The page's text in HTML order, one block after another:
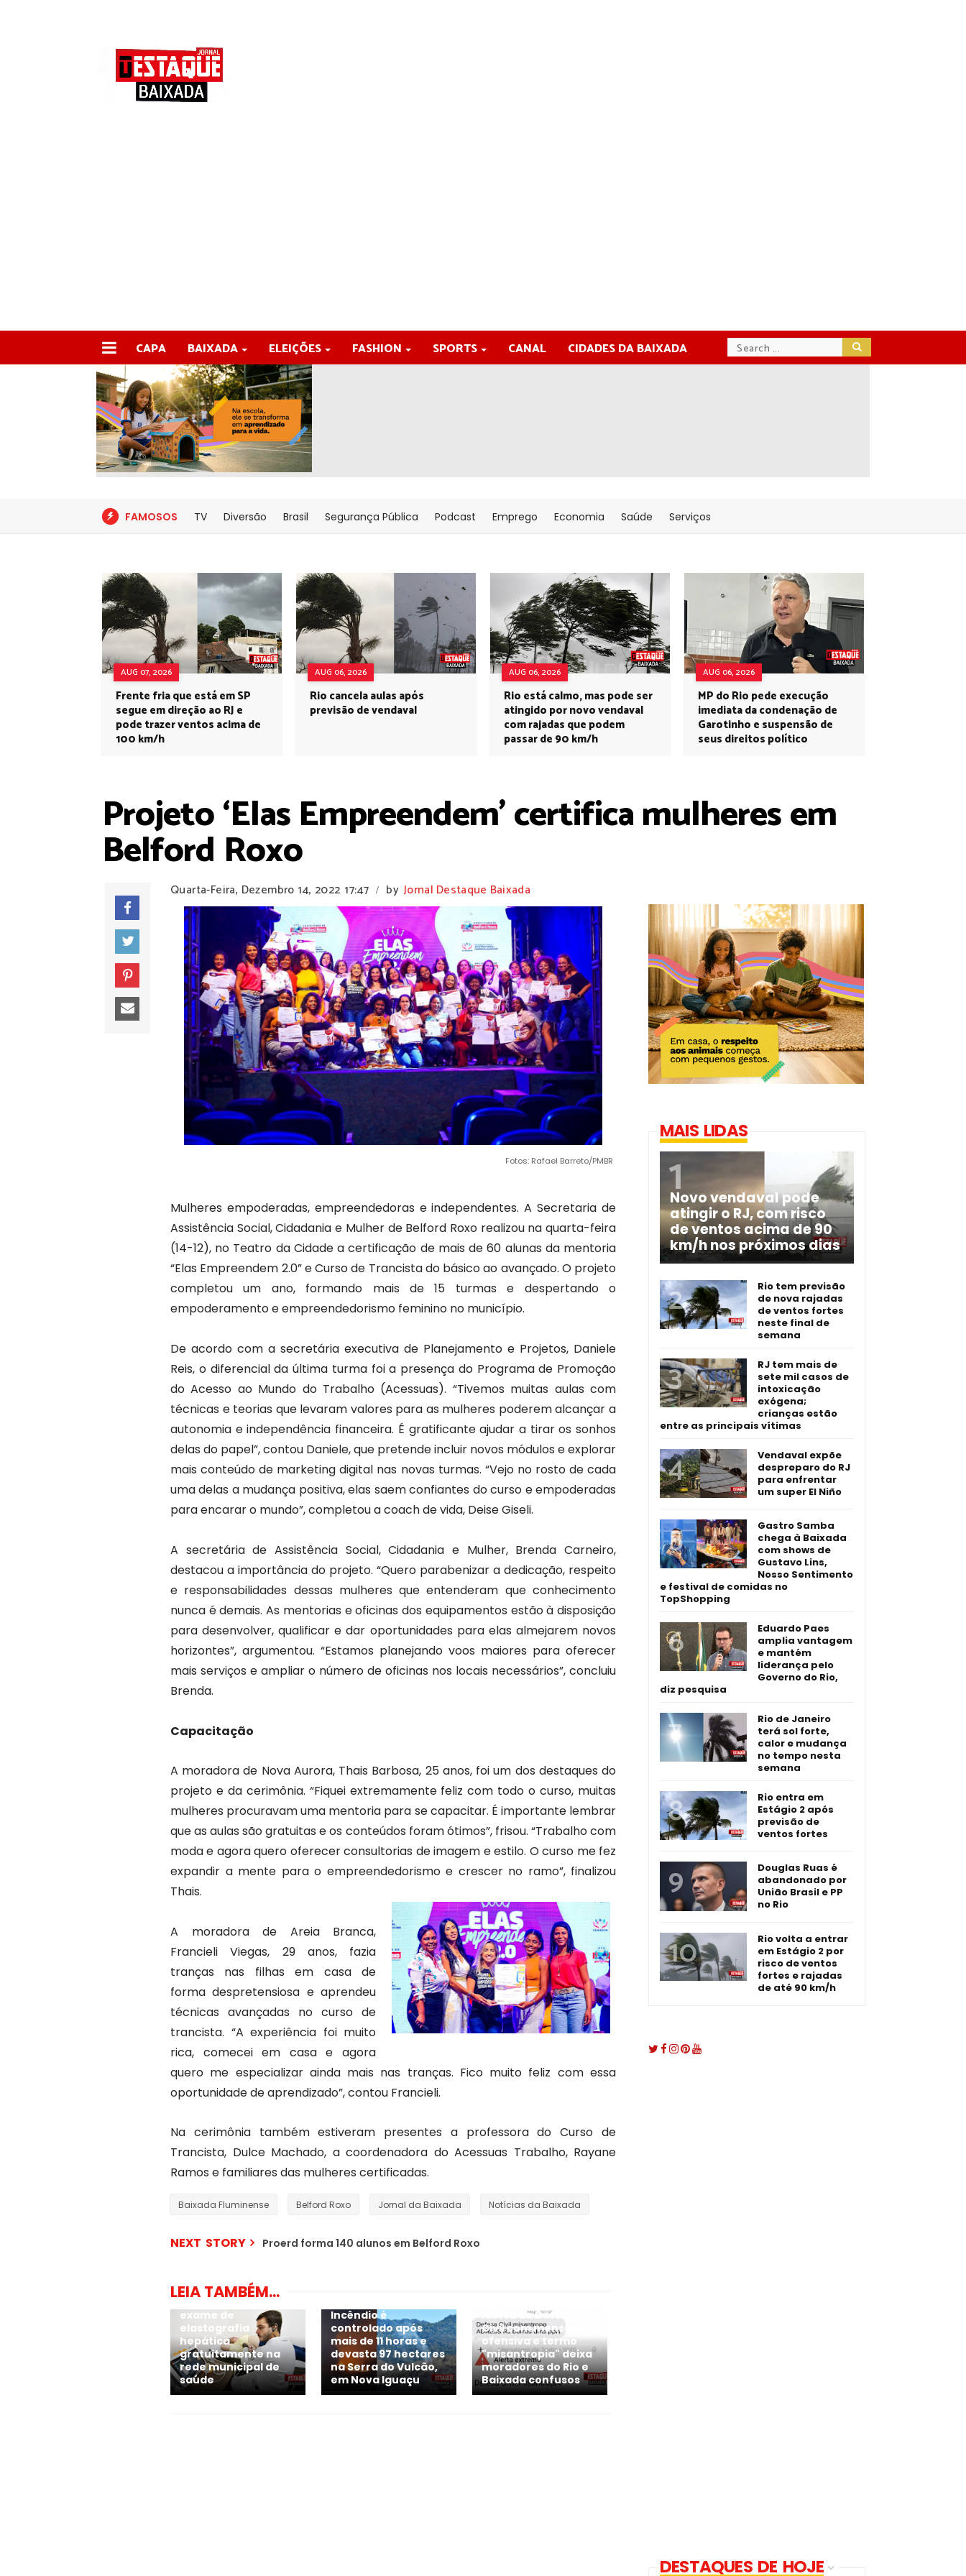
CAPA BAIXADA ELEIÇÕES FASHION SPORTS CANAL CIDADES DA BAIXADA
FAMOSOS TV Diversão Brasil Segurança Pública Podcast Emprego Economia Saúde Serviços
AUG 07, 2026
Frente fria que está em SP
segue em direção ao RJ e
pode trazer ventos acima de
100 km/h
AUG 06, 2026
Rio cancela aulas após
previsão de vendaval
AUG 06, 2026
Rio está calmo, mas pode ser
atingido por novo vendaval
com rajadas que podem
passar de 90 km/h
AUG 06, 2026
MP do Rio pede execução
imediata da condenação de
Garotinho e suspensão de
seus direitos político
Projeto ‘Elas Empreendem’ certifica mulheres em
Belford Roxo
Quarta-Feira, Dezembro 14, 2022 17:47 / by Jornal Destaque Baixada
Fotos: Rafael Barreto/PMBR
Mulheres empoderadas, empreendedoras e independentes. A Secretaria de
Assistência Social, Cidadania e Mulher de Belford Roxo realizou na quarta-feira
(14-12), no Teatro da Cidade a certificação de mais de 60 alunas da mentoria
“Elas Empreendem 2.0” e Curso de Trancista do básico ao avançado. O projeto
completou um ano, formando mais de 15 turmas e despertando o
empoderamento e empreendedorismo feminino no município.
De acordo com a secretária executiva de Planejamento e Projetos, Daniele
Reis, o diferencial da última turma foi a presença do Programa de Promoção
do Acesso ao Mundo do Trabalho (Acessuas). “Tivemos muitas aulas com
técnicas e teorias que levaram valores para as mulheres poderem alcançar a
autonomia e independência financeira. É gratificante ajudar a tirar os sonhos
delas do papel”, contou Daniele, que pretende incluir novos módulos e explorar
mais conteúdo de marketing digital nas novas turmas. “Vejo no rosto de cada
uma delas a mudança positiva, elas saem confiantes do curso e empoderadas
para encarar o mundo”, completou a coach de vida, Deise Giseli.
A secretária de Assistência Social, Cidadania e Mulher, Brenda Carneiro,
destacou a importância do projeto. “Quero parabenizar a dedicação, respeito
e responsabilidades dessas mulheres que entenderam que conhecimento
nunca é demais. As mentorias e oficinas dos equipamentos estão à disposição
para desenvolver, qualificar e dar oportunidades para elas almejarem novos
horizontes”, argumentou. “Estamos planejando voos maiores para oferecer
mais serviços e ampliar o número de oficinas nos locais necessários”, concluiu
Brenda.
Capacitação
A moradora de Nova Aurora, Thais Barbosa, 25 anos, foi um dos destaques do
projeto e da cerimônia. “Fiquei extremamente feliz com todo o curso, muitas
mulheres procuravam uma mentoria para se capacitar. É importante lembrar
que as aulas são gratuitas e os conteúdos foram ótimos”, frisou. “Trabalho com
moda e agora quero oferecer consultorias de imagem e estilo. O curso me fez
expandir a mente para o empreendedorismo e crescer no ramo”, finalizou
Thais.
A moradora de Areia Branca,
Francieli Viegas, 29 anos, fazia
tranças nas filhas em casa de
forma despretensiosa e aprendeu
técnicas avançadas no curso de
trancista. “A experiência foi muito
rica, comecei em casa e agora
quero me especializar ainda mais nas tranças. Fico muito feliz com essa
oportunidade de aprendizado”, contou Francieli.
Na cerimônia também estiveram presentes a professora do Curso de
Trancista, Dulce Machado, a coordenadora do Acessuas Trabalho, Rayane
Ramos e familiares das mulheres certificadas.
Baixada Fluminense Belford Roxo Jornal da Baixada Notícias da Baixada
NEXT STORY Proerd forma 140 alunos em Belford Roxo
LEIA TAMBÉM...
exame de
elastografia
hepática
gratuitamente na
rede municipal de
saúde
Incêndio é
controlado após
mais de 11 horas e
devasta 97 hectares
na Serra do Vulcão,
em Nova Iguaçu
Alerta da Defesa
Civil com mensagem
ofensiva e termo
"misantropia" deixa
moradores do Rio e
Baixada confusos
MAIS LIDAS
Novo vendaval pode
atingir o RJ, com risco
de ventos acima de 90
km/h nos próximos dias
Rio tem previsão
de nova rajadas
de ventos fortes
neste final de
semana
RJ tem mais de
sete mil casos de
intoxicação
exógena;
crianças estão
entre as principais vítimas
Vendaval expõe
despreparo do RJ
para enfrentar
um super El Niño
Gastro Samba
chega à Baixada
com shows de
Gustavo Lins,
Nosso Sentimento
e festival de comidas no
TopShopping
Eduardo Paes
amplia vantagem
e mantém
liderança pelo
Governo do Rio,
diz pesquisa
Rio de Janeiro
terá sol forte,
calor e mudança
no tempo nesta
semana
Rio entra em
Estágio 2 após
previsão de
ventos fortes
Douglas Ruas é
abandonado por
União Brasil e PP
no Rio
Rio volta a entrar
em Estágio 2 por
risco de ventos
fortes e rajadas
de até 90 km/h
DESTAQUES DE HOJE